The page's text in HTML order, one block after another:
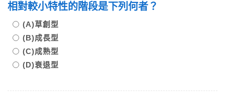
相對較小特性的階段是下列何者？
(A)草創型
(B)成長型
(C)成熟型
(D)衰退型